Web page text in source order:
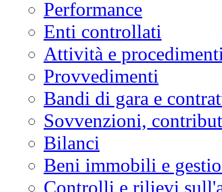
Performance
Enti controllati
Attività e
Provvedimenti
Bandi di gara e
Sovvenzioni,
Bilanci
Beni immobili e
Controlli e rilievi